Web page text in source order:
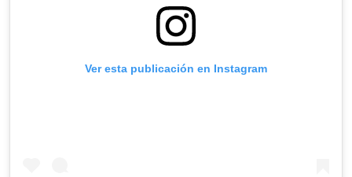
Ver esta publicación en Instagram